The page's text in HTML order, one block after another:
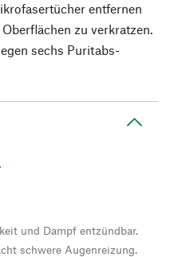
entfernen
zu verkratzen.
sechs Puritabs-
und Dampf entzündbar.
schwere Augenreizung.